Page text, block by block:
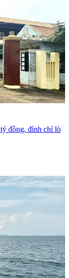
đồng, đình chỉ lò